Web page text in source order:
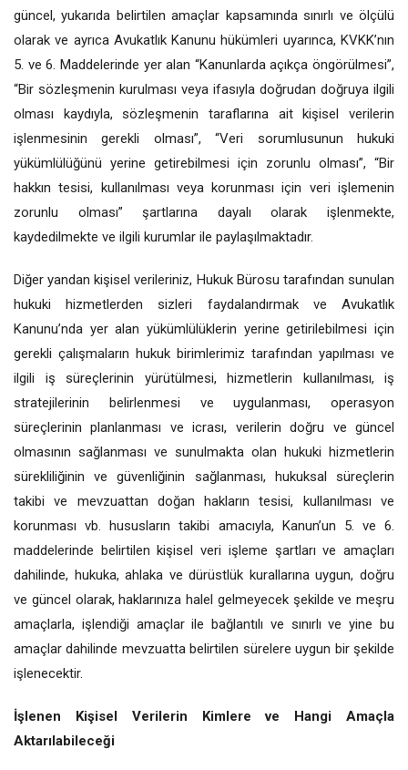
güncel, yukarıda belirtilen amaçlar kapsamında sınırlı ve ölçülü
olarak ve ayrıca Avukatlık Kanunu hükümleri uyarınca, KVKK’nın
5. ve 6. Maddelerinde yer alan “Kanunlarda açıkça öngörülmesi”,
“Bir sözleşmenin kurulması veya ifasıyla doğrudan doğruya ilgili
olması kaydıyla, sözleşmenin taraflarına ait kişisel verilerin
işlenmesinin gerekli olması”, “Veri sorumlusunun hukuki
yükümlülüğünü yerine getirebilmesi için zorunlu olması”, “Bir
hakkın tesisi, kullanılması veya korunması için veri işlemenin
zorunlu olması” şartlarına dayalı olarak işlenmekte,
kaydedilmekte ve ilgili kurumlar ile paylaşılmaktadır.
Diğer yandan kişisel verileriniz, Hukuk Bürosu tarafından sunulan
hukuki hizmetlerden sizleri faydalandırmak ve Avukatlık
Kanunu’nda yer alan yükümlülüklerin yerine getirilebilmesi için
gerekli çalışmaların hukuk birimlerimiz tarafından yapılması ve
ilgili iş süreçlerinin yürütülmesi, hizmetlerin kullanılması, iş
stratejilerinin belirlenmesi ve uygulanması, operasyon
süreçlerinin planlanması ve icrası, verilerin doğru ve güncel
olmasının sağlanması ve sunulmakta olan hukuki hizmetlerin
sürekliliğinin ve güvenliğinin sağlanması, hukuksal süreçlerin
takibi ve mevzuattan doğan hakların tesisi, kullanılması ve
korunması vb. hususların takibi amacıyla, Kanun’un 5. ve 6.
maddelerinde belirtilen kişisel veri işleme şartları ve amaçları
dahilinde, hukuka, ahlaka ve dürüstlük kurallarına uygun, doğru
ve güncel olarak, haklarınıza halel gelmeyecek şekilde ve meşru
amaçlarla, işlendiği amaçlar ile bağlantılı ve sınırlı ve yine bu
amaçlar dahilinde mevzuatta belirtilen sürelere uygun bir şekilde
işlenecektir.
İşlenen Kişisel Verilerin Kimlere ve Hangi Amaçla
Aktarılabileceği